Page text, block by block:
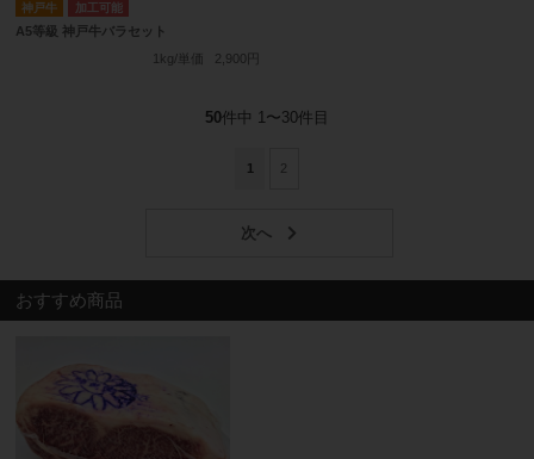
神戸牛 加工可能
A5等級 神戸牛バラセット
1kg/単価
2,900円
50件中 1〜30件目
1 2
おすすめ商品